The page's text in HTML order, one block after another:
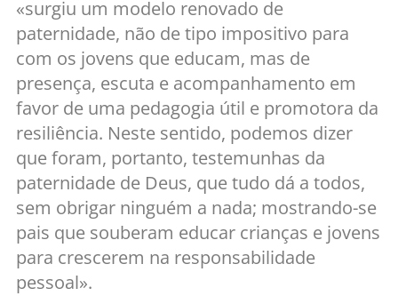
«surgiu um modelo renovado de
paternidade, não de tipo impositivo para
com os jovens que educam, mas de
presença, escuta e acompanhamento em
favor de uma pedagogia útil e promotora da
resiliência. Neste sentido, podemos dizer
que foram, portanto, testemunhas da
paternidade de Deus, que tudo dá a todos,
sem obrigar ninguém a nada; mostrando-se
pais que souberam educar crianças e jovens
para crescerem na responsabilidade
pessoal».